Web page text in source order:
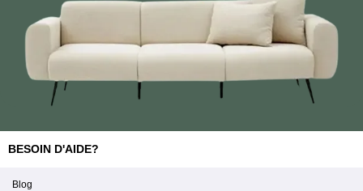
BESOIN D'AIDE?
Blog